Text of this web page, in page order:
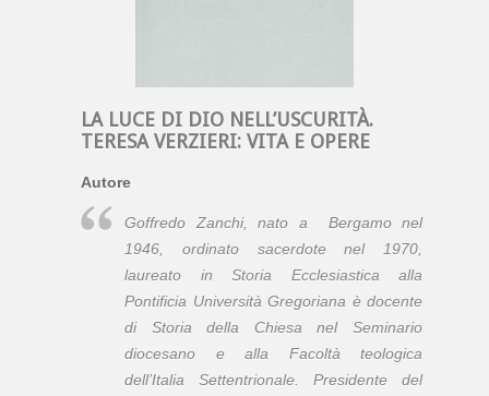
LA LUCE DI DIO NELL’USCURITÀ.
TERESA VERZIERI: VITA E OPERE
Autore
Goffredo Zanchi, nato a Bergamo nel
1946, ordinato sacerdote nel 1970,
laureato in Storia Ecclesiastica alla
Pontificia Università Gregoriana è docente
di Storia della Chiesa nel Seminario
diocesano e alla Facoltà teologica
dell’Italia Settentrionale. Presidente del